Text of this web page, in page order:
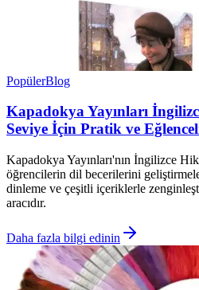
PopülerBlog
Kapadokya Yayınları
Seviye İçin Pratik ve
Kapadokya Yayınları'nın İngilizce
öğrencilerin dil becerilerini
dinleme ve çeşitli içeriklerle
aracıdır.
Daha fazla bilgi edinin